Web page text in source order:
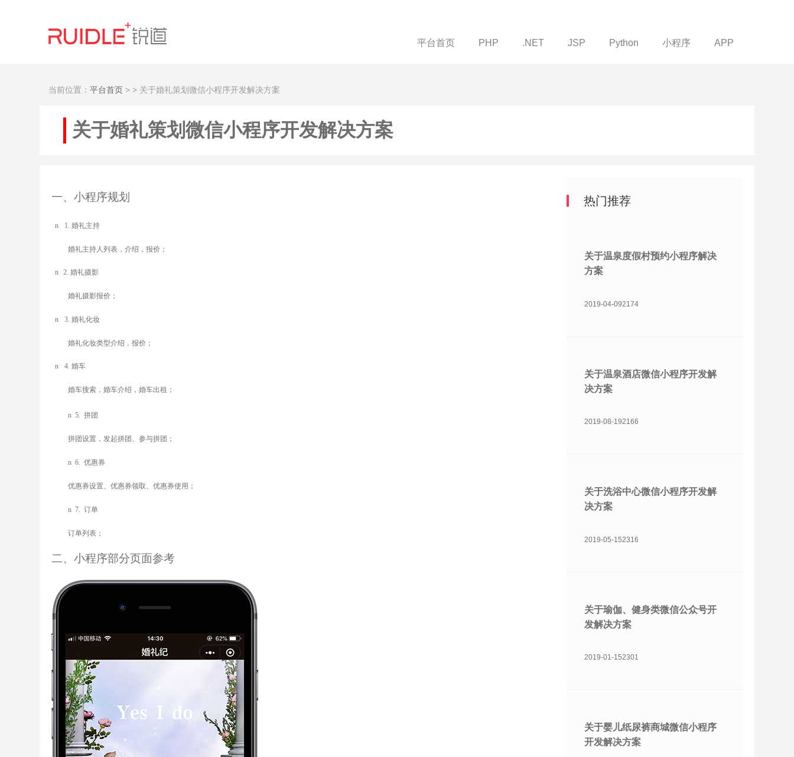
平台首页 PHP .NET JSP Python 小程序 APP
当前位置： 平台首页 > > 关于婚礼策划微信小程序开发解决方案
关于婚礼策划微信小程序开发解决方案
热门推荐
关于温泉度假村预约小程序解决
方案
2019-04-092174
关于温泉酒店微信小程序开发解
决方案
2019-08-192166
关于洗浴中心微信小程序开发解
决方案
2019-05-152316
关于瑜伽、健身类微信公众号开
发解决方案
2019-01-152301
关于婴儿纸尿裤商城微信小程序
开发解决方案
一、小程序规划
n 1. 婚礼主持
婚礼主持人列表，介绍，报价；
n 2. 婚礼摄影
婚礼摄影报价；
n 3. 婚礼化妆
婚礼化妆类型介绍，报价；
n 4. 婚车
婚车搜索，婚车介绍，婚车出租；
n 5. 拼团
拼团设置，发起拼团、参与拼团；
n 6. 优惠券
优惠券设置、优惠券领取、优惠券使用 ；
n 7. 订单
订单列表 ；
二、小程序部分页面参考